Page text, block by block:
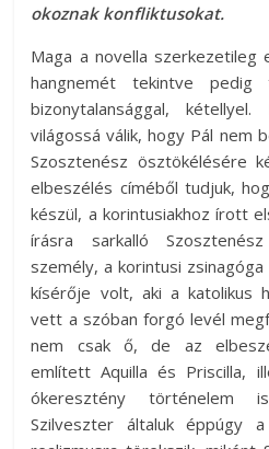
okoznak konfliktusokat.
Maga a novella szerkezetileg
hangnemét tekintve
bizonytalansággal,
világossá válik, hogy Pál nem
Szosztenész ösztökélésére
elbeszélés címéből tudjuk,
készül, a korintusiakhoz írott
írásra sarkalló
személy, a korintusi
kísérője volt, aki a katolikus
vett a szóban forgó levél
nem csak ő, de az
említett Aquilla és Priscilla,
ókeresztény történelem
Szilveszter általuk éppúgy